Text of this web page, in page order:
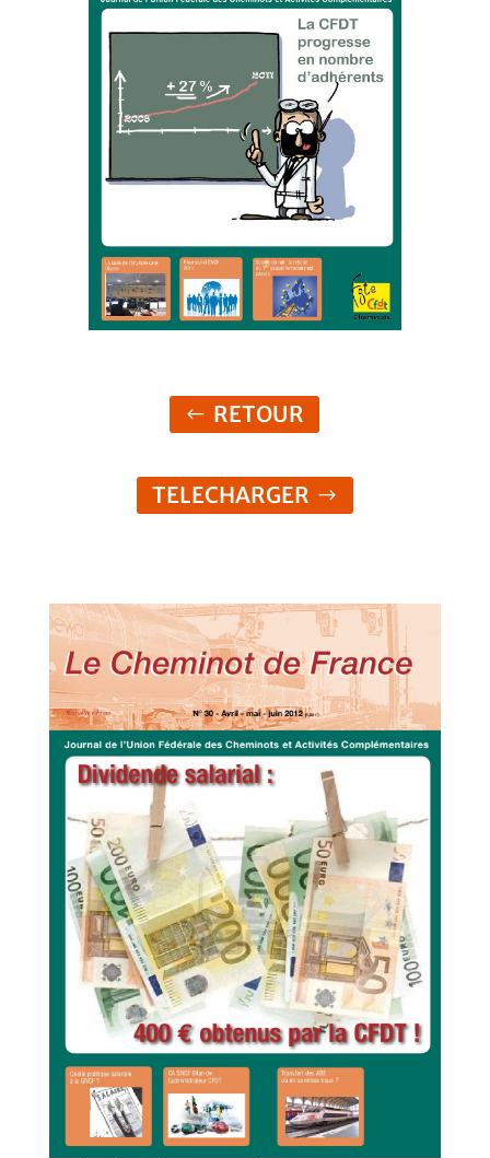
RETOUR
TELECHARGER